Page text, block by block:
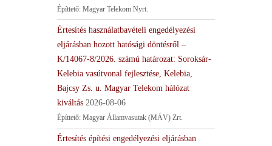
Építtető: Magyar Telekom Nyrt.
Értesítés használatbavételi engedélyezési
eljárásban hozott hatósági döntésről –
K/14067-8/2026. számú határozat: Soroksár-
Kelebia vasútvonal fejlesztése, Kelebia,
Bajcsy Zs. u. Magyar Telekom hálózat
kiváltás 2026-08-06
Építtető: Magyar Államvasutak (MÁV) Zrt.
Értesítés építési engedélyezési eljárásban